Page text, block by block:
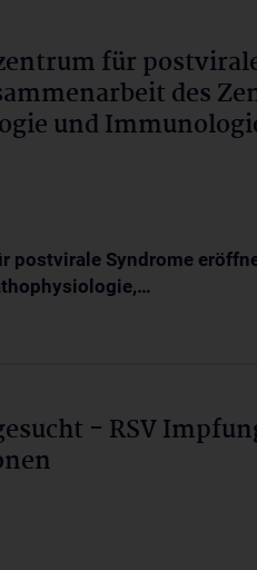
für
des
und
postvirale Syndrome
- RSV